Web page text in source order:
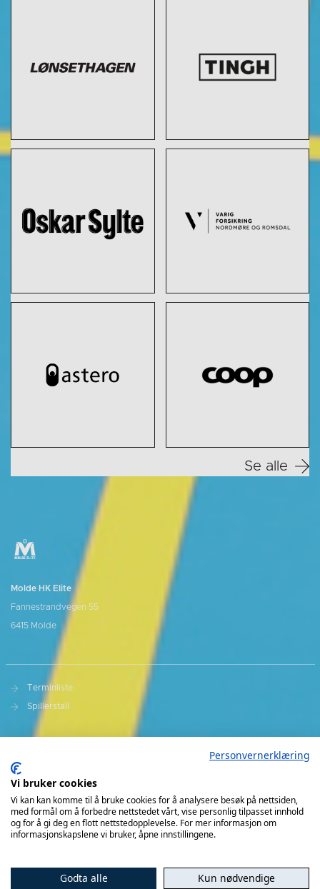
Se alle
Molde HK Elite
Fannestrandvegen 55
6415 Molde
Terminliste
Spillerstall
Kjøp billetter
Sesongkort
Personvernerklæring
Vi bruker cookies
Vi kan kan komme til å bruke cookies for å analysere besøk på nettsiden,
med formål om å forbedre nettstedet vårt, vise personlig tilpasset innhold
og for å gi deg en flott nettstedopplevelse. For mer informasjon om
informasjonskapslene vi bruker, åpne innstillingene.
Godta alle Kun nødvendige